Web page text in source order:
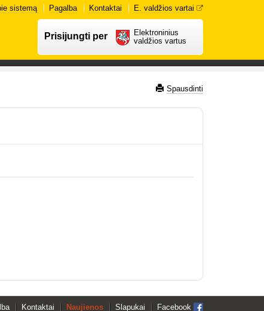
sistemą Pagalba Kontaktai E. valdžios vartai
Prisijungti per
Elektroninius
valdžios vartus
Spausdinti
Kontaktai Naujienos Slapukai Facebook